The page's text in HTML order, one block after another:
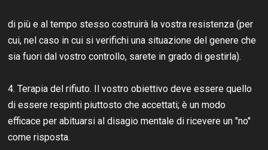
di più e al tempo stesso costruirà la vostra resistenza (per
cui, nel caso in cui si verifichi una situazione del genere che
sia fuori dal vostro controllo, sarete in grado di gestirla).
4. Terapia del rifiuto. Il vostro obiettivo deve essere quello
di essere respinti piuttosto che accettati; è un modo
efficace per abituarsi al disagio mentale di ricevere un "no"
come risposta.